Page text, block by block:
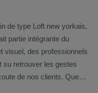
de type Loft new yorkais,
partie intégrante du
visuel, des professionnels
su retrouver les gestes
de nos clients. Que
une taille de barbe ou